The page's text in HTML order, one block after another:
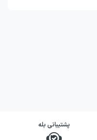
پشتیبانی بله